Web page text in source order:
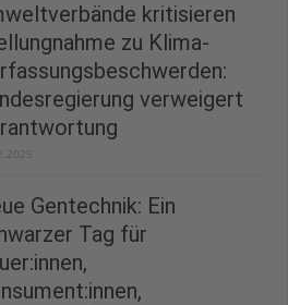
kritisieren
zu Klima-
verweigert
Gentechnik: Ein
Tag für